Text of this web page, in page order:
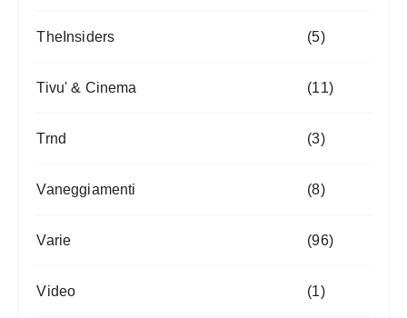
TheInsiders (5)
Tivu' & Cinema (11)
Trnd (3)
Vaneggiamenti (8)
Varie (96)
Video (1)